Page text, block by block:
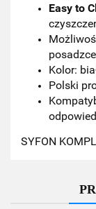
Easy to
posadzce
Kolor:
Polski
SYFON